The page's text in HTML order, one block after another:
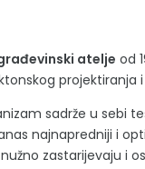
atelje od
projektiranja
sadrže u sebi
najnapredniji i
zastarijevaju i